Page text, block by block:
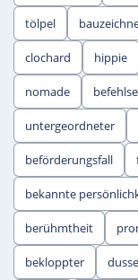
tölpel
clochard hippie
nomade
untergeordneter
beförderungsfall
bekannte
berühmtheit
bekloppter